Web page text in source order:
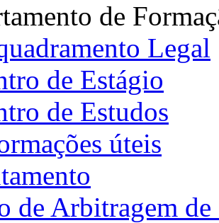
de
Legal
de Estágio
de Estudos
úteis
de Arbitragem